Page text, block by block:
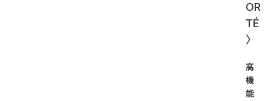
OR
TÉ
〉
高
機
能